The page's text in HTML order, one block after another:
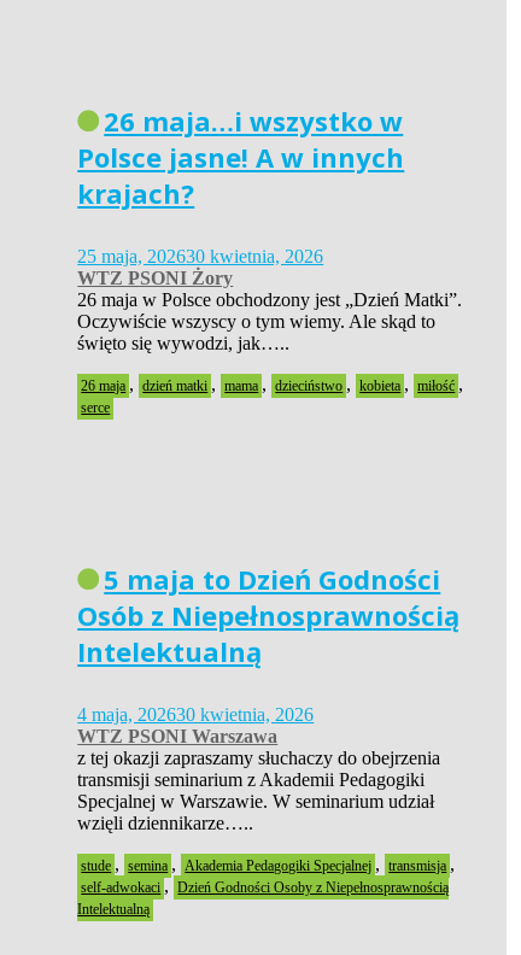
26 maja…i wszystko w
Polsce jasne! A w innych
krajach?
25 maja, 202630 kwietnia, 2026
WTZ PSONI Żory
26 maja w Polsce obchodzony jest „Dzień Matki”.
Oczywiście wszyscy o tym wiemy. Ale skąd to
święto się wywodzi, jak…..
26 maja , dzień matki , mama , dzieciństwo , kobieta , miłość ,
serce
5 maja to Dzień Godności
Osób z Niepełnosprawnością
Intelektualną
4 maja, 202630 kwietnia, 2026
WTZ PSONI Warszawa
z tej okazji zapraszamy słuchaczy do obejrzenia
transmisji seminarium z Akademii Pedagogiki
Specjalnej w Warszawie. W seminarium udział
wzięli dziennikarze…..
stude , semina , Akademia Pedagogiki Specjalnej , transmisja ,
self-adwokaci , Dzień Godności Osoby z Niepełnosprawnością
Intelektualną